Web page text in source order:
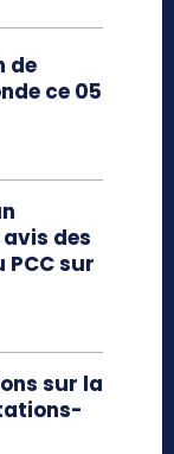
de
ce 05
des
sur
sur la